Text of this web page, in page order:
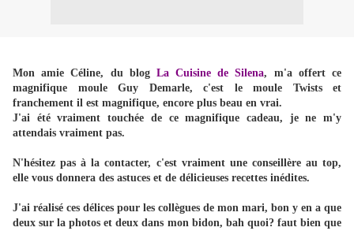
Mon amie Céline, du blog La Cuisine de Silena, m'a offert ce
magnifique moule Guy Demarle, c'est le moule Twists et
franchement il est magnifique, encore plus beau en vrai.
J'ai été vraiment touchée de ce magnifique cadeau, je ne m'y
attendais vraiment pas.
N'hésitez pas à la contacter, c'est vraiment une conseillère au top,
elle vous donnera des astuces et de délicieuses recettes inédites.
J'ai réalisé ces délices pour les collègues de mon mari, bon y en a que
deux sur la photos et deux dans mon bidon, bah quoi? faut bien que